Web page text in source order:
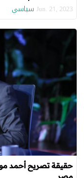
Jun. 21, 2023 سياسي
حقيقة تصريح أحمد